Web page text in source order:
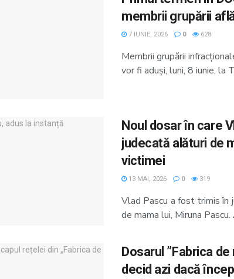
membrii grupării
7 IUNIE, 2026 0 628
Membrii grupării
vor fi aduşi, luni, 8 iunie, la
Noul dosar în care
judecată alături de
victimei
13 MAI, 2026 0 319
Vlad Pascu a fost trimis în
de mama lui, Miruna Pascu.
Dosarul ”Fabrica
decid azi dacă